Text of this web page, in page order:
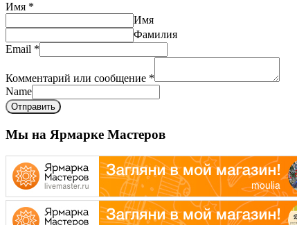
Имя *
Имя
Фамилия
Email *
Комментарий или сообщение *
Name
Отправить
Мы на Ярмарке Мастеров